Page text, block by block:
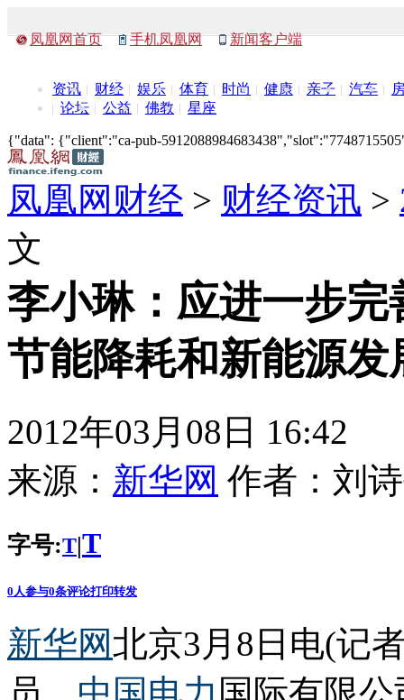
凤凰网首页 手机凤凰网 新闻客户端
资讯 财经 娱乐 体育 时尚 健康 亲子 汽车
论坛
公益 佛教 星座
{"data": {"client":"ca-pub-
凤凰网财经 > 财经资讯 >
文
李小琳：应进一步完
节能降耗和新能源发
2012年03月08日 16:42
来源： 新华网 作者： 刘
字号:T|T
0 人参与0条评论打印转发
新华网北京3月8日电(记